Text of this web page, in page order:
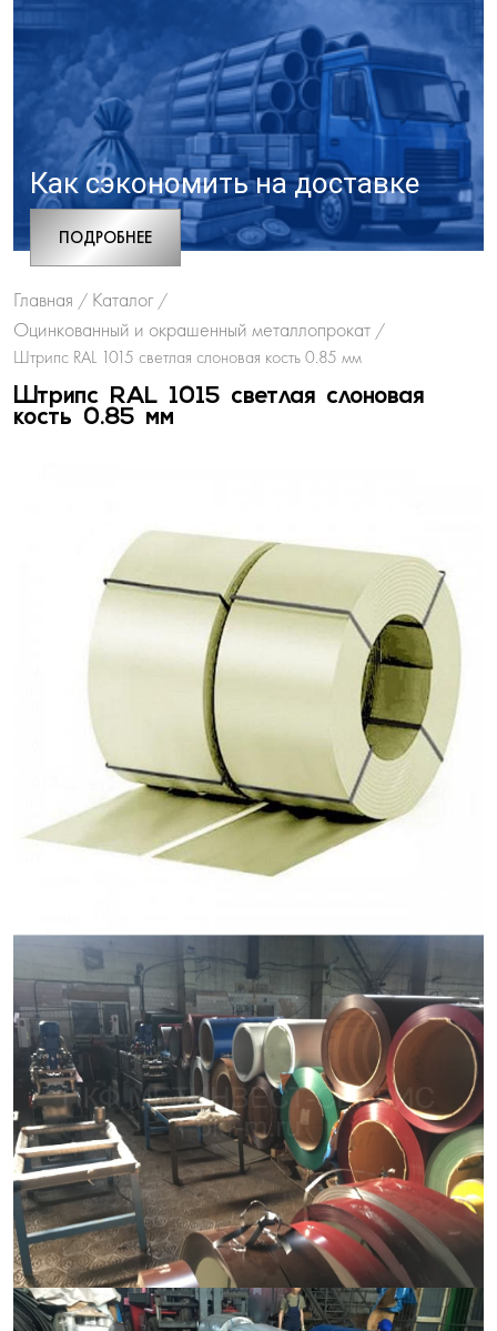
Как сэкономить на доставке
ПОДРОБНЕЕ
Главная / Каталог /
Оцинкованный и окрашенный металлопрокат /
Штрипс RAL 1015 светлая слоновая кость 0.85 мм
Штрипс RAL 1015 светлая слоновая
кость 0.85 мм